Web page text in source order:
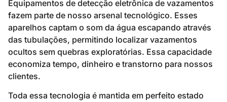
Equipamentos de detecção eletrônica de vazamentos
fazem parte de nosso arsenal tecnológico. Esses
aparelhos captam o som da água escapando através
das tubulações, permitindo localizar vazamentos
ocultos sem quebras exploratórias. Essa capacidade
economiza tempo, dinheiro e transtorno para nossos
clientes.
Toda essa tecnologia é mantida em perfeito estado